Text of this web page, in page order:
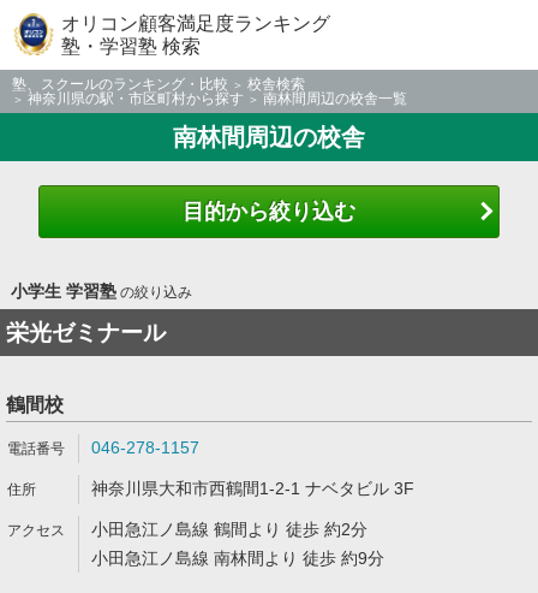
オリコン顧客満足度ランキング
塾・学習塾 検索
塾、スクールのランキング・比較
校舎検索
神奈川県の駅・市区町村から探す
南林間周辺の校舎一覧
南林間周辺の校舎
目的から絞り込む
小学生 学習塾の絞り込み
栄光ゼミナール
鶴間校
046-278-1157
神奈川県大和市西鶴間1-2-1 ナベタビル 3F
小田急江ノ島線 鶴間より 徒歩 約2分
小田急江ノ島線 南林間より 徒歩 約9分